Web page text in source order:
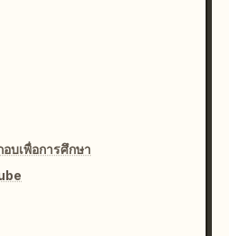
บเพื่อการศึกษา